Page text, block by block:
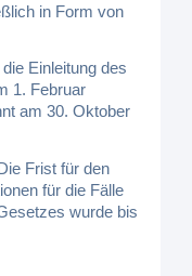
in Form von
Einleitung des
1. Februar
am 30. Oktober
Frist für den
für die Fälle
wurde bis